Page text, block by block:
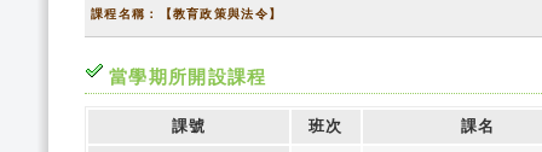
課程名稱：【教育政策與法令】
當學期所開設課程
課號 班次
課名